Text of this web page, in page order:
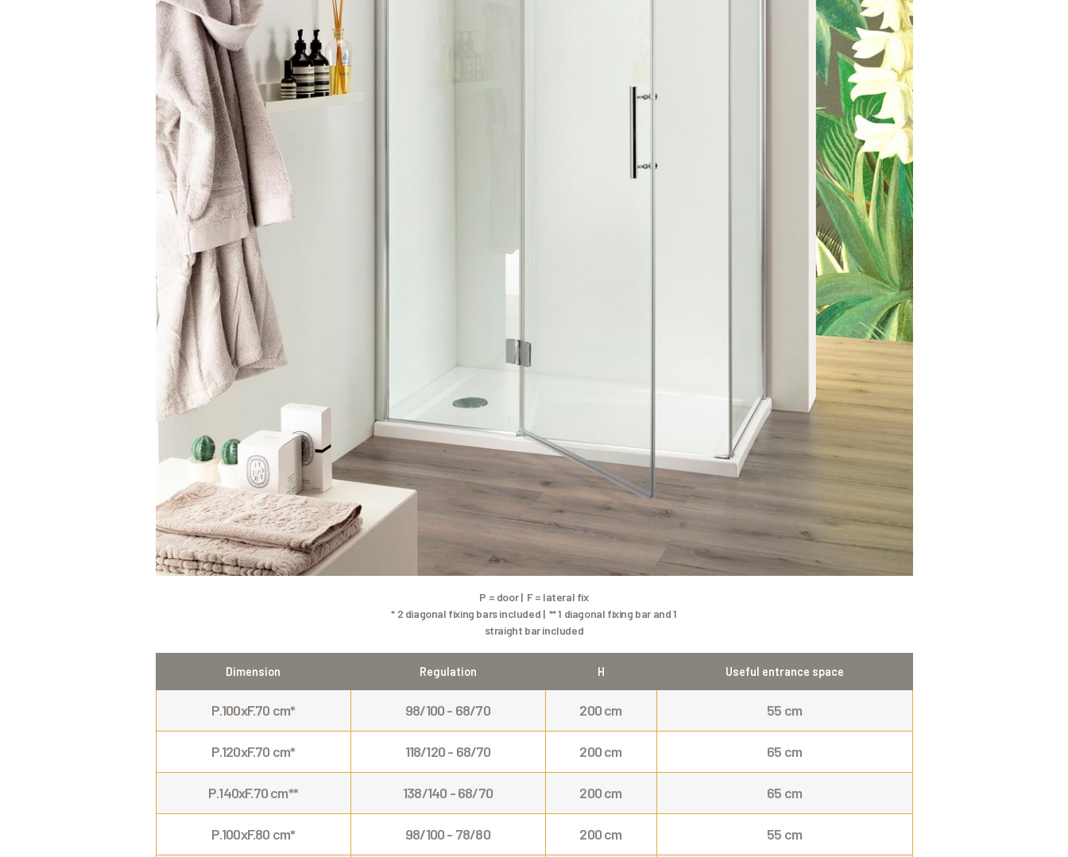
P = door | F = lateral fix
* 2 diagonal fixing bars included | ** 1 diagonal fixing bar and 1
straight bar included
Dimension Regulation H Useful entrance space
P.100xF.70 cm* 98/100 - 68/70 200 cm 55 cm
P.120xF.70 cm* 118/120 - 68/70 200 cm 65 cm
P.140xF.70 cm** 138/140 - 68/70 200 cm 65 cm
P.100xF.80 cm* 98/100 - 78/80 200 cm 55 cm